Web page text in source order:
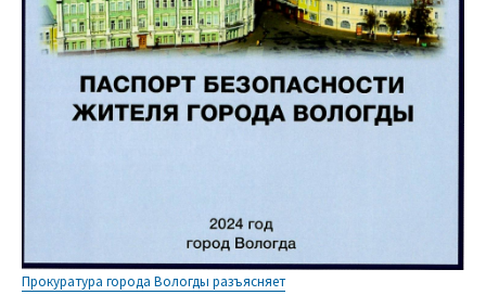
Прокуратура города Вологды разъясняет